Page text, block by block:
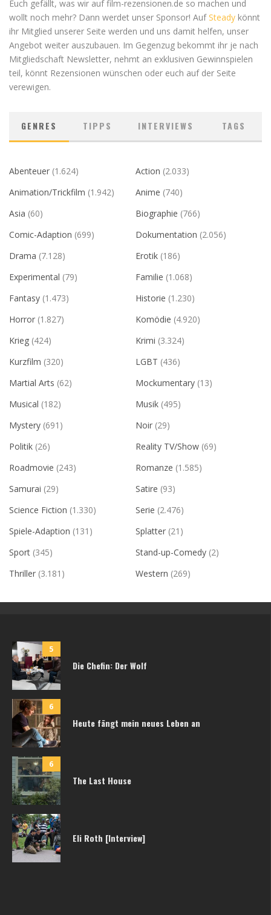
Euch gefällt, was wir auf film-rezensionen.de so machen und
wollt noch mehr? Dann werdet unser Sponsor! AufSteady könnt
ihr Mitglied unserer Seite werden und uns damit helfen, unser
Angebot weiter auszubauen. Im Gegenzug bekommt ihr je nach
Mitgliedschaft Newsletter, nehmt an exklusiven Gewinnspielen
teil, könnt Rezensionen wünschen oder euch auf der Seite
verewigen.
GENRES TIPPS INTERVIEWS TAGS
Abenteuer (1.624) Action (2.033)
Animation/Trickfilm (1.942) Anime (740)
Asia (60) Biographie (766)
Comic-Adaption (699) Dokumentation (2.056)
Drama (7.128) Erotik (186)
Experimental (79) Familie (1.068)
Fantasy (1.473) Historie (1.230)
Horror (1.827) Komödie (4.920)
Krieg (424) Krimi (3.324)
Kurzfilm (320) LGBT (436)
Martial Arts (62) Mockumentary (13)
Musical (182) Musik (495)
Mystery (691) Noir (29)
Politik (26) Reality TV/Show (69)
Roadmovie (243) Romanze (1.585)
Samurai (29) Satire (93)
Science Fiction (1.330) Serie (2.476)
Spiele-Adaption (131) Splatter (21)
Sport (345) Stand-up-Comedy (2)
Thriller (3.181) Western (269)
5
Die Chefin: Der Wolf
6
Heute fängt mein neues Leben an
6
The Last House
Eli Roth [Interview]